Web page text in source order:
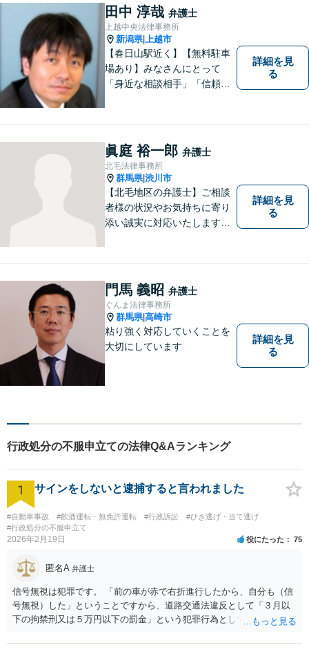
せください。お気持ちに寄り
添い、より良い選択ができる
よう全力を尽くします。【法
テラス利用可】
田中 淳哉 弁護士
上越中央法律事務所
新潟県| 上越市
【春日山駅近く】【無料駐車
場あり】みなさんにとって
「身近な相談相手」「信頼で
士】相談にいらっしゃるお一
人お一人の不安や悩みをしっ
かり受け止め、丁寧な対応を
心がけます。お気軽にご相談
ください。
詳細を見
る
眞庭 裕一郎 弁護士
北毛法律事務所
群馬県|渋川市
【北毛地区の弁護士】ご相談
者様の状況やお気持ちに寄り
添い誠実に対応いたします。
対応します
詳細を見
る
門馬 義昭 弁護士
ぐんま法律事務所
群馬県|高崎市
粘り強く対応していくことを
大切にしています
詳細を見
る
行政処分の不服申立ての法律Q&Aランキング
1 サインをしないと逮捕すると言われました
#自動車事故 #飲酒運転・無免許運転 #行政訴訟
#ひき逃げ・当て逃げ
#行政処分の不服申立て
2026年2月19日 役にたった 75
匿名A 弁護士
信号無視は犯罪です。 「前の車が赤で右折進行したから、自分も（信
号無視）した」ということですから、道路交通法違反として「３月以
下の拘禁刑又は５万円以下の罰金」という犯罪行為として処罰される
ようとしまいと現行犯逮捕できるわけです。 そこを、「サインをしな